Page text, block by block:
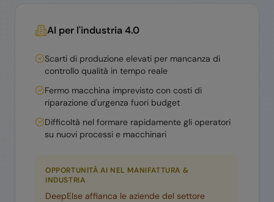
AI per l'industria 4.0
Scarti di produzione elevati per mancanza di
controllo qualità in tempo reale
Fermo macchina imprevisto con costi di
riparazione d'urgenza fuori budget
Difficoltà nel formare rapidamente gli operatori
su nuovi processi e macchinari
OPPORTUNITÀ AI NEL MANIFATTURA &
INDUSTRIA
DeepElse affianca le aziende del settore